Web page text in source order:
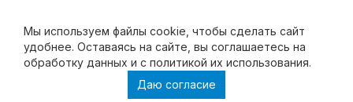
Мы используем файлы cookie, чтобы cделать сайт
удобнее. Оставаясь на сайте, вы соглашаетесь на
обработку данных и с политикой их использования.
Даю согласие
Купить генератор Mazda CX-9, ремонт